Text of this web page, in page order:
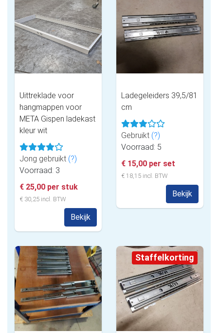
Uittreklade voor
hangmappen voor
META Gispen ladekast
kleur wit
Jong gebruikt (?)
Voorraad: 3
€ 25,00 per stuk
€ 30,25 incl. BTW
Bekijk
Ladegeleiders 39,5/81
cm
Gebruikt (?)
Voorraad: 5
€ 15,00 per set
€ 18,15 incl. BTW
Bekijk
Staffelkorting